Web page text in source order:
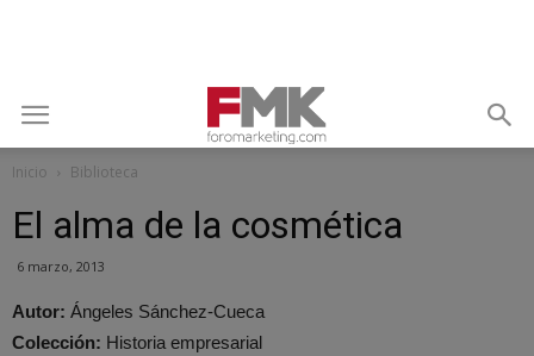
Inicio Biblioteca
El alma de la cosmética
6 marzo, 2013
Autor: Ángeles Sánchez-Cueca
Colección: Historia empresarial